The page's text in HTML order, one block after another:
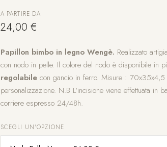
A PARTIRE DA
24,00 €
Papillon bimbo in legno Wengè. Realizzato
con nodo in pelle. Il colore del nodo è disponibile in
regolabilecon gancio in ferro. Misure : 70x35x4,5
personalizzazione. N.B L'incisione viene effettuata in
corriere espresso 24/48h.
SCEGLI UN'OPZIONE